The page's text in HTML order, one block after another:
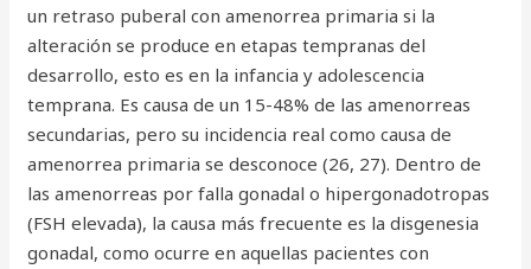
un retraso puberal con amenorrea primaria si la
alteración se produce en etapas tempranas del
desarrollo, esto es en la infancia y adolescencia
temprana. Es causa de un 15-48% de las amenorreas
secundarias, pero su incidencia real como causa de
amenorrea primaria se desconoce (26, 27). Dentro de
las amenorreas por falla gonadal o hipergonadotropas
(FSH elevada), la causa más frecuente es la disgenesia
gonadal, como ocurre en aquellas pacientes con